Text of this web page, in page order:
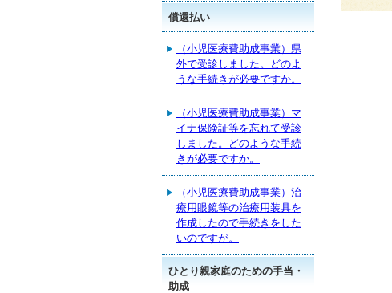
償還払い
（小児医療費助成事業）県
外で受診しました。どのよ
うな手続きが必要ですか。
（小児医療費助成事業）マ
イナ保険証等を忘れて受診
しました。どのような手続
きが必要ですか。
（小児医療費助成事業）治
療用眼鏡等の治療用装具を
作成したので手続きをした
いのですが。
ひとり親家庭のための手当・
助成